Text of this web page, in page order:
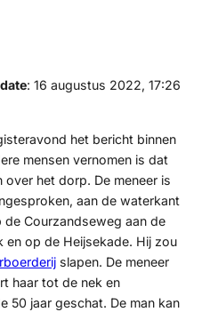
: 16 augustus 2022, 17:26
het bericht binnen
mensen vernomen is dat
het dorp. De meneer is
aan de waterkant
Courzandseweg aan de
op de Heijsekade. Hij zou
slapen. De meneer
haar tot de nek en
50 jaar geschat. De man kan